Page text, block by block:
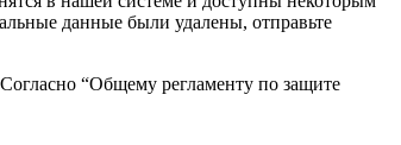
данные были удалены, отправьте
“Общему регламенту по защите